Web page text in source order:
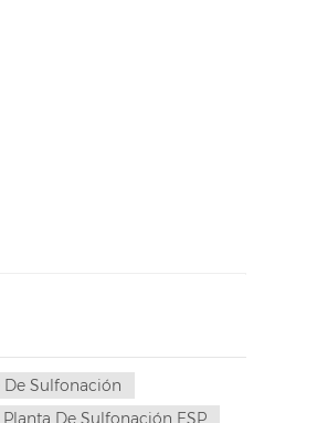
De Sulfonación
Planta De Sulfonación ESP